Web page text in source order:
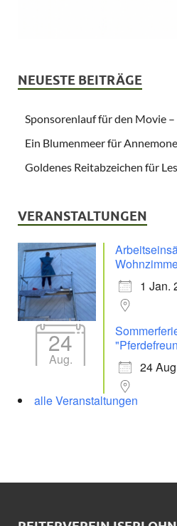
NEUESTE BEITRÄGE
Sponsorenlauf für den Movie
Ein Blumenmeer für
Goldenes Reitabzeichen für
VERANSTALTUNGEN
1 Jan.
24
Aug.
24
alle Veranstaltungen